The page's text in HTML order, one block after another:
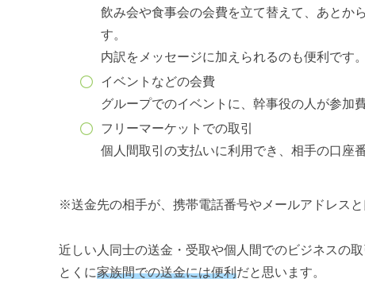
飲み会や食事会の会費を立て替えて、あとか
す。
内訳をメッセージに加えられるのも便利です。
イベントなどの会費
グループでのイベントに、幹事役の人が参加
フリーマーケットでの取引
個人間取引の支払いに利用でき、相手の口座
※送金先の相手が、携帯電話番号やメールアドレス
近しい人同士の送金・受取や個人間でのビジネスの取
とくに家族間での送金には便利だと思います。